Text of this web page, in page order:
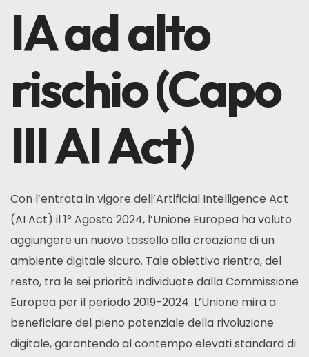
IA ad alto
rischio(Capo
III AI Act)
Con l’entrata in vigore dell’Artificial Intelligence Act
(AI Act) il 1° Agosto 2024, l’Unione Europea ha voluto
aggiungere un nuovo tassello alla creazione di un
ambiente digitale sicuro. Tale obiettivo rientra, del
resto, tra le sei priorità individuate dalla Commissione
Europea per il periodo 2019-2024. L’Unione mira a
beneficiare del pieno potenziale della rivoluzione
digitale, garantendo al contempo elevati standard di